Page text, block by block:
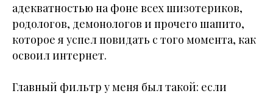
адекватностью на фоне всех шизотериков,
родологов, демонологов и прочего шапито,
которое я успел повидать с того момента, как
освоил интернет.
Главный фильтр у меня был такой: если